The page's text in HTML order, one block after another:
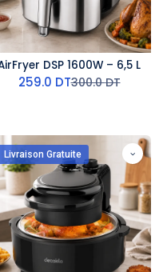
AirFryer DSP 1600W – 6,5 L
259.0 DT300.0DT
Livraison Gratuite